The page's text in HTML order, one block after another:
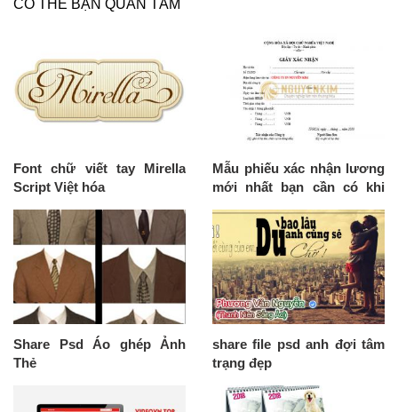
CÓ THỂ BẠN QUAN TÂM
Font chữ viết tay Mirella
Script Việt hóa
Mẫu phiếu xác nhận lương
mới nhất bạn cần có khi
(Mẫu 1)
Share Psd Áo ghép Ảnh
Thẻ
share file psd anh đợi tâm
trạng đẹp